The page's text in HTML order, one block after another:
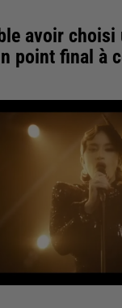
avoir choisi
point final à